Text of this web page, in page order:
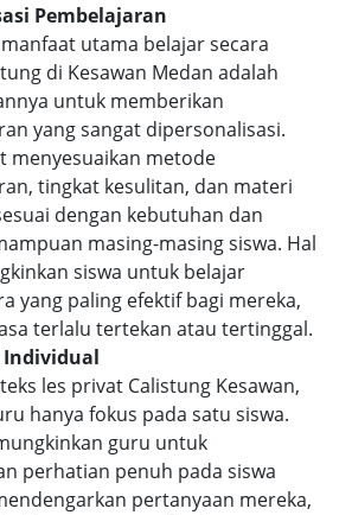
Pembelajaran
utama belajar secara
di Kesawan Medan adalah
untuk memberikan
yang sangat dipersonalisasi.
menyesuaikan metode
tingkat kesulitan, dan materi
dengan kebutuhan dan
masing-masing siswa. Hal
siswa untuk belajar
yang paling efektif bagi mereka,
terlalu tertekan atau tertinggal.
les privat Calistung Kesawan,
hanya fokus pada satu siswa.
guru untuk
perhatian penuh pada siswa
pertanyaan mereka,